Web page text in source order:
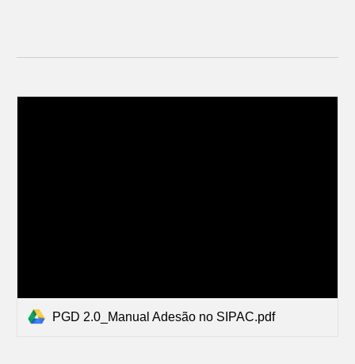
PGD 2.0_Manual Adesão no SIPAC.pdf